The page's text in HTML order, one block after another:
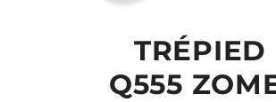
TRÉPIED
Q555